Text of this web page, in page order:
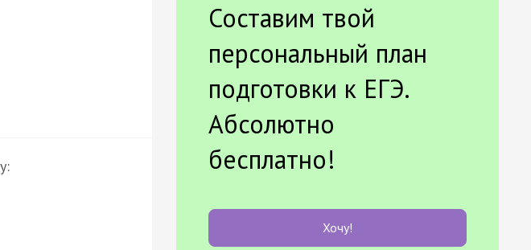
Составим твой
персональный план
подготовки к ЕГЭ.
Абсолютно
бесплатно!
Хочу!